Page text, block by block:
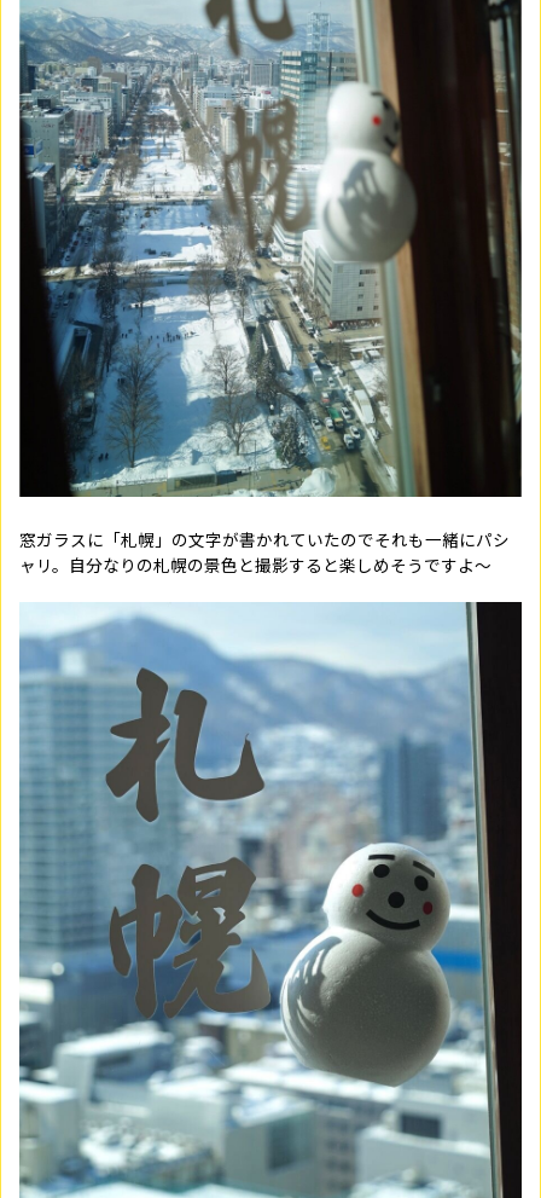
窓ガラスに「札幌」の文字が書かれていたのでそれも一緒にパシ
ャリ。自分なりの札幌の景色と撮影すると楽しめそうですよ～